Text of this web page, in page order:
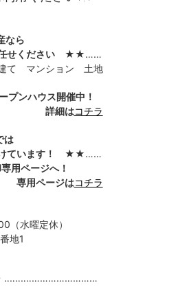
なら
ください★★……
て マンション 土地
プンハウス開催中！
はコチラ
は
います！
★★……
用ページへ！
ジはコチラ
（水曜定休）
地1
‥‥‥‥‥……………………